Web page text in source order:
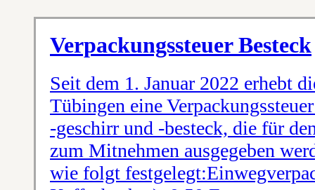
Verpackungssteuer Besteck
Seit dem 1. Januar 2022 erhebt
Tübingen eine
-geschirr und -besteck, die für
zum Mitnehmen ausgegeben
wie folgt